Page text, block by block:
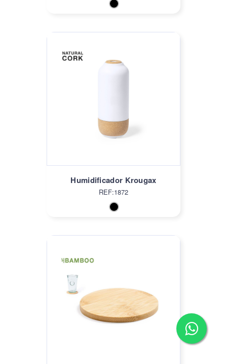
Humidificador Krougax
REF:1872